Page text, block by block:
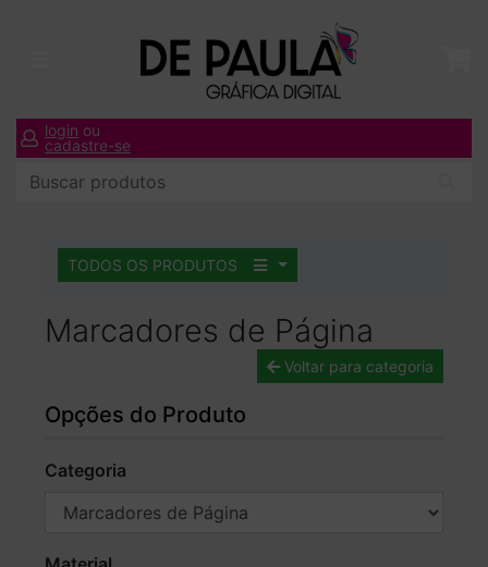
login ou
cadastre-se
TODOS OS PRODUTOS
Marcadores de Página
Voltar para categoria
Opções do Produto
Categoria